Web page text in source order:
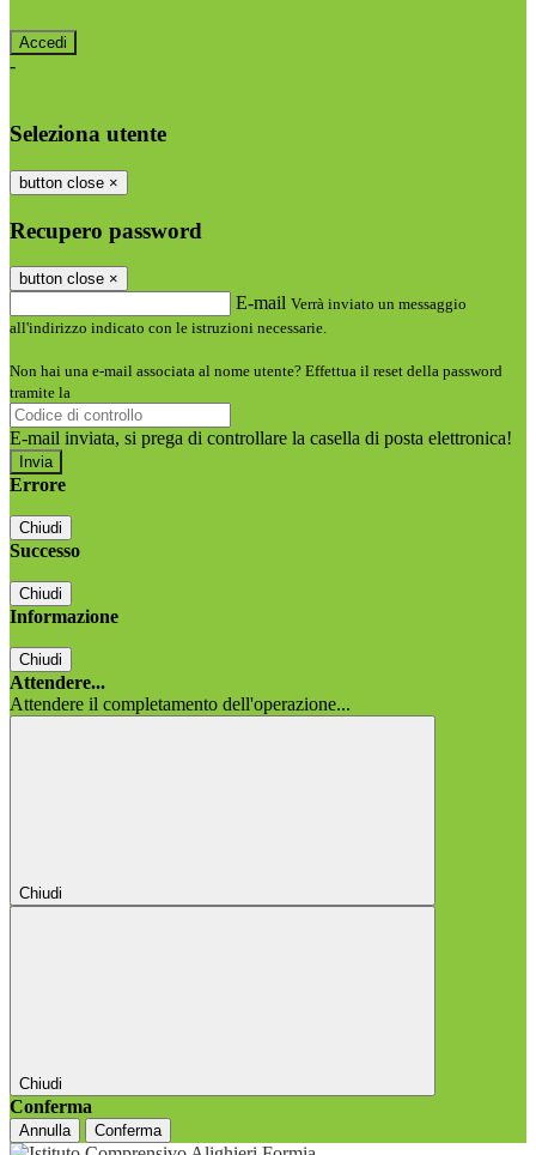
-
Seleziona utente
button close ×
Recupero password
button close ×
E-mail Verrà inviato un messaggio
all'indirizzo indicato con le istruzioni necessarie.
Non hai una e-mail associata al nome utente? Effettua il reset della password
tramite la
E-mail inviata, si prega di controllare la casella di posta elettronica!
Errore
Chiudi
Successo
Chiudi
Informazione
Chiudi
Attendere...
Attendere il completamento dell'operazione...
Chiudi
Chiudi
Conferma
Annulla Conferma